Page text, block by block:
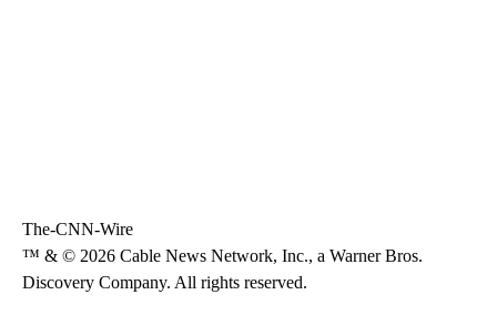
The-CNN-Wire
™ & © 2026 Cable News Network, Inc., a Warner Bros.
Discovery Company. All rights reserved.